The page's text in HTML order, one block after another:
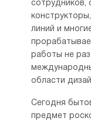
сотрудников,
линий и
работы не
области
Сегодня
предмет